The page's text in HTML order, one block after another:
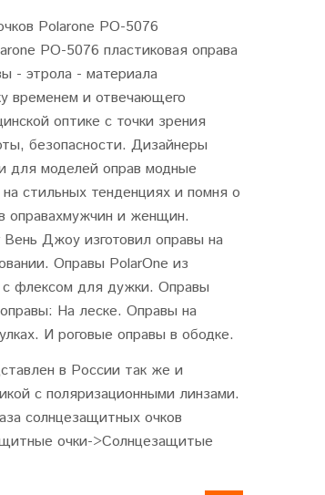
Polarone PO-5076
PO-5076 пластиковая оправа
- этрола - материала
временем и отвечающего
оптике с точки зрения
безопасности. Дизайнеры
для моделей оправ модные
стильных тенденциях и помня о
оправахмужчин и женщин.
Джоу изготовил оправы на
Оправы PolarOne из
с флексом для дужки. Оправы
На леске. Оправы на
И роговые оправы в ободке.
в России так же и
c поляризационными линзами.
солнцезащитных очков
очки->Солнцезащитые